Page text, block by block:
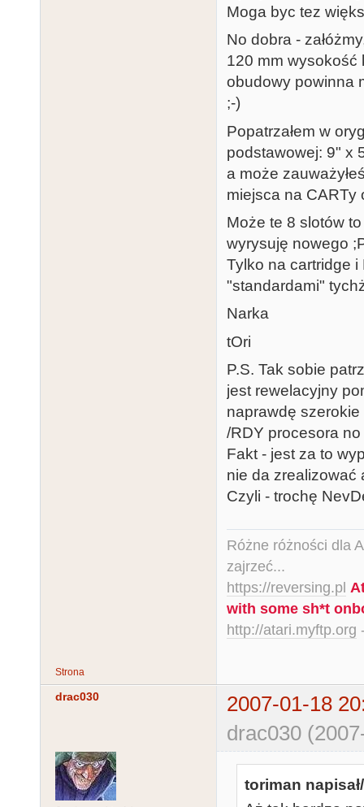
Moga byc tez
No dobra -
120 mm wysokość
obudowy powinna
;-)
Popatrzałem w
podstawowej: 9" x
a może
miejsca na CARTy
Może te 8 slotów
wyrysuję nowego
Tylko na cartridge i
"standardami"
Narka
tOri
P.S. Tak sobie
jest rewelacyjny
naprawdę
/RDY procesora
Fakt - jest za to
nie da zrealizować
Czyli - trochę
Różne różności dla
zajrzeć...
https://reversing.pl
with some sh*t
http://atari.myftp.org
Strona
drac030
2007-01-18
drac030
toriman